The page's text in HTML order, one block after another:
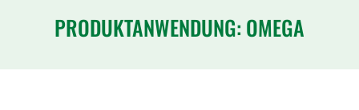
PRODUKTANWENDUNG: OMEGA